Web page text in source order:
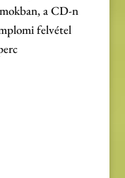
a CD-n
felvétel